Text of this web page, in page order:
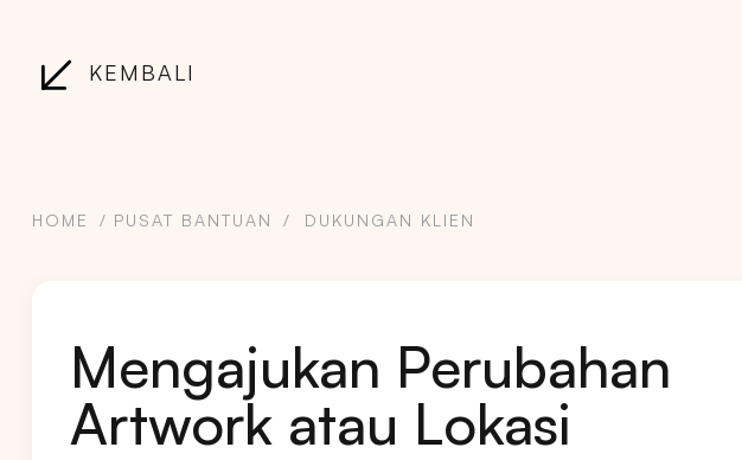
KEMBALI
HOME PUSAT BANTUAN DUKUNGAN KLIEN
Mengajukan Perubahan
Artwork atau Lokasi